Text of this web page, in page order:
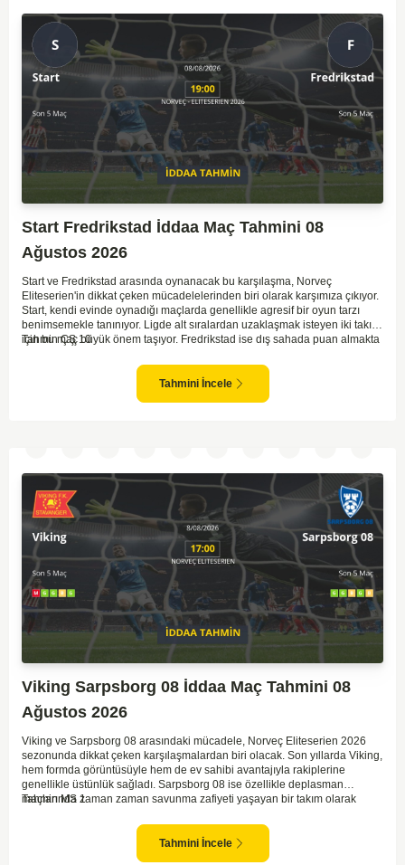
Start Fredrikstad İddaa Maç Tahmini 08
Ağustos 2026
Start ve Fredrikstad arasında oynanacak bu karşılaşma, Norveç
Eliteserien'in dikkat çeken mücadelelerinden biri olarak karşımıza çıkıyor.
Start, kendi evinde oynadığı maçlarda genellikle agresif bir oyun tarzı
benimsemekle tanınıyor. Ligde alt sıralardan uzaklaşmak isteyen iki takım
için bu maç büyük önem taşıyor. Fredrikstad ise dış sahada puan almakta
mücadelede zorluk çıkartabilir. Maçın temposunun yüksek olacağını ve
her iki takımın da sonuca gitmeye odaklanacağını düşünüyorum.
Tahmin ÇŞ 10
Tahmini İncele
Viking Sarpsborg 08 İddaa Maç Tahmini 08
Ağustos 2026
Viking ve Sarpsborg 08 arasındaki mücadele, Norveç Eliteserien 2026
sezonunda dikkat çeken karşılaşmalardan biri olacak. Son yıllarda Viking,
hem formda görüntüsüyle hem de ev sahibi avantajıyla rakiplerine
genellikle üstünlük sağladı. Sarpsborg 08 ise özellikle deplasman
maçlarında zaman zaman savunma zafiyeti yaşayan bir takım olarak
yapıyor. Sarpsborg'un ise sürpriz yapabilme potansiyeli olsa da,
genellikle güçlü rakipler karşısında tutunmakta zorlandıkları biliniyor. Bu
doğrultuda, Viking'in galibiyete yakın olabileceği bir maç beklenebilir.
Tahmin MS 1
Tahmini İncele